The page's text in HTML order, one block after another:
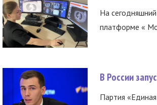
На
платформе «
В России
Партия